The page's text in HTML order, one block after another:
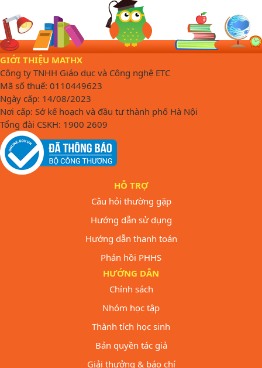
GIỚI THIỆU MATHX
Công ty TNHH Giáo dục và Công nghệ ETC
Mã số thuế: 0110449623
Ngày cấp: 14/08/2023
Nơi cấp: Sở kế hoạch và đầu tư thành phố Hà Nội
Tổng đài CSKH: 1900 2609
HỖ TRỢ
Câu hỏi thường gặp
Hướng dẫn sử dụng
Hướng dẫn thanh toán
Phản hồi PHHS
HƯỚNG DẪN
Chính sách
Nhóm học tập
Thành tích học sinh
Bản quyền tác giả
Giải thưởng & báo chí